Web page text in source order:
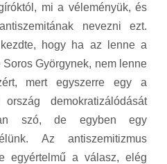
mi a véleményük, és
nevezni ezt.
hogy ha az lenne a
Györgynek, nem lenne
mert egyszerre egy a
demokratizálódását
szó, de egyben egy
Az antiszemitizmus
egyértelmű a válasz, elég